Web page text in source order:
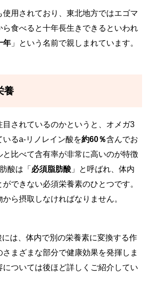
使用されており、東北地方ではエゴマ
ら食べると十年長生きできるといわれ
年 」という名前で親しまれています。
養
目されているのかというと、オメガ3
いるa-リノレイン酸を約60％含んでお
と比べて含有率が非常に高いのが特徴
酸は「 必須脂肪酸 」と呼ばれ、体内
できない必須栄養素のひとつです。
ら摂取しなければなりません。
には、体内で別の栄養素に変換する作
さまざまな部分で健康効果を発揮しま
については後ほど詳しくご紹介してい